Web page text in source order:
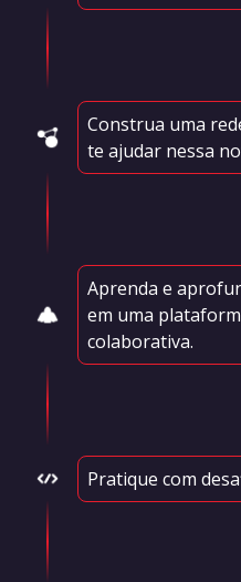
Construa uma
te ajudar nessa
Aprenda e
em uma
colaborativa.
Pratique com